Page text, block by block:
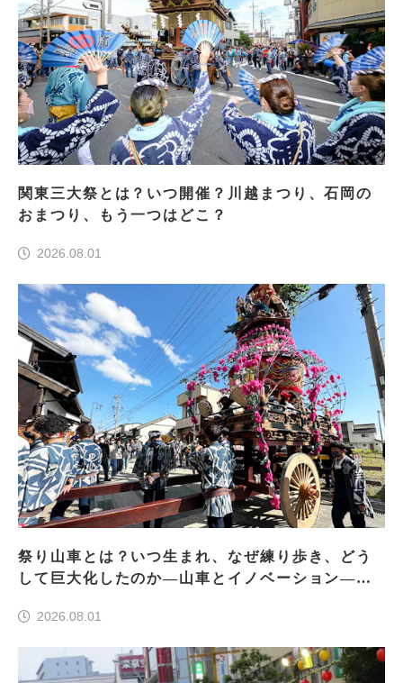
関東三大祭とは？いつ開催？川越まつり、石岡の
おまつり、もう一つはどこ？
2026.08.01
祭り山車とは？いつ生まれ、なぜ練り歩き、どう
して巨大化したのか―山車とイノベーション―＜
2026.08.01